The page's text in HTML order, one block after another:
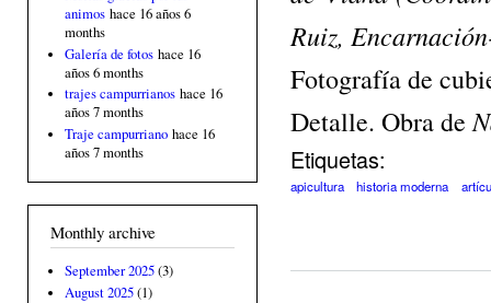
animos hace 16 años 6
months
Galería de fotos hace 16
años 6 months
trajes campurrianos hace 16
años 7 months
Traje campurriano hace 16
años 7 months
Monthly archive
September 2025(3)
August 2025(1)
Ruiz,
Fotografía de
Detalle. Obra de
Etiquetas:
apicultura historia moderna